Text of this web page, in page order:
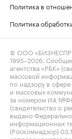
Политика в
Политика
© ООО
1995–2026 .
агентства «РБК»
массовой
по надзору в
и массовых
за номером ИА
(свидетельство о
выдано
информационных
(Роскомнадзор)